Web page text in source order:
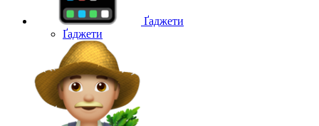
Ґаджети
Ґаджети